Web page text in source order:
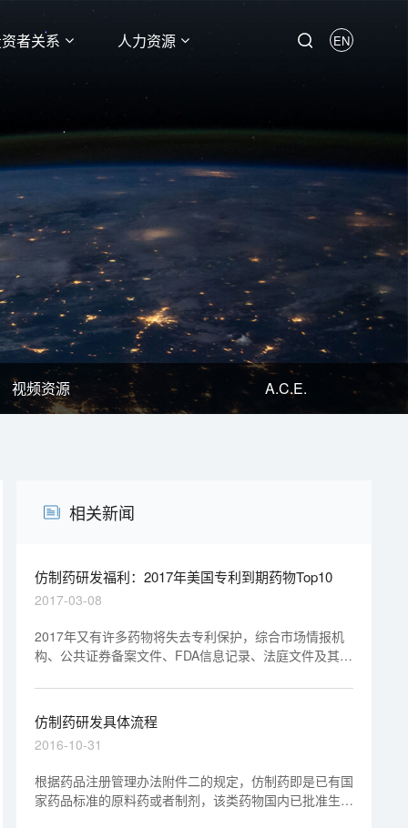
者关系 人力资源 EN
视频资源 A.C.E.
相关新闻
仿制药研发福利：2017年美国专利到期药物Top10
2017-03-08
2017年又有许多药物将失去专利保护，综合市场情报机
构、公共证券备案文件、FDA信息记录、法庭文件及其它
这10个药物均为大型制药公司的品种。
仿制药研发具体流程
2016-10-31
根据药品注册管理办法附件二的规定，仿制药即是已有国
家药品标准的原料药或者制剂，该类药物国内已批准生产